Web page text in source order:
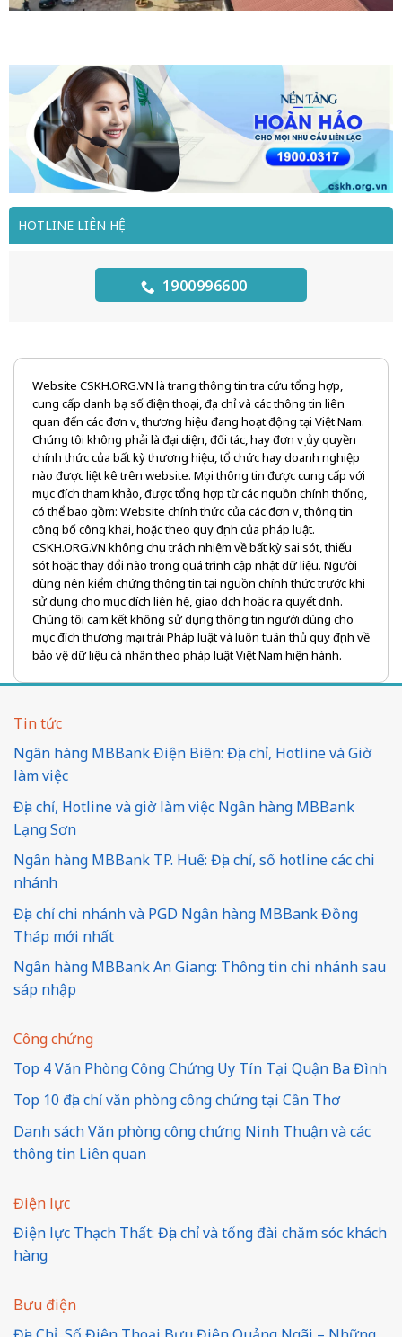
HOTLINE LIÊN HỆ
1900996600
Website CSKH.ORG.VN là trang thông tin tra cứu tổng hợp,
cung cấp danh bạ số điện thoại, địa chỉ và các thông tin liên
quan đến các đơn vị, thương hiệu đang hoạt động tại Việt Nam.
Chúng tôi không phải là đại diện, đối tác, hay đơn vị ủy quyền
chính thức của bất kỳ thương hiệu, tổ chức hay doanh nghiệp
nào được liệt kê trên website. Mọi thông tin được cung cấp với
mục đích tham khảo, được tổng hợp từ các nguồn chính thống,
có thể bao gồm: Website chính thức của các đơn vị, thông tin
công bố công khai, hoặc theo quy định của pháp luật.
CSKH.ORG.VN không chịu trách nhiệm về bất kỳ sai sót, thiếu
sót hoặc thay đổi nào trong quá trình cập nhật dữ liệu. Người
dùng nên kiểm chứng thông tin tại nguồn chính thức trước khi
sử dụng cho mục đích liên hệ, giao dịch hoặc ra quyết định.
Chúng tôi cam kết không sử dụng thông tin người dùng cho
mục đích thương mại trái Pháp luật và luôn tuân thủ quy định về
bảo vệ dữ liệu cá nhân theo pháp luật Việt Nam hiện hành.
Tin tức
Ngân hàng MBBank Điện Biên: Địa chỉ, Hotline và Giờ
làm việc
Địa chỉ, Hotline và giờ làm việc Ngân hàng MBBank
Lạng Sơn
Ngân hàng MBBank TP. Huế: Địa chỉ, số hotline các chi
nhánh
Địa chỉ chi nhánh và PGD Ngân hàng MBBank Đồng
Tháp mới nhất
Ngân hàng MBBank An Giang: Thông tin chi nhánh sau
sáp nhập
Công chứng
Top 4 Văn Phòng Công Chứng Uy Tín Tại Quận Ba Đình
Top 10 địa chỉ văn phòng công chứng tại Cần Thơ
Danh sách Văn phòng công chứng Ninh Thuận và các
thông tin Liên quan
Điện lực
Điện lực Thạch Thất: Địa chỉ và tổng đài chăm sóc khách
hàng
Bưu điện